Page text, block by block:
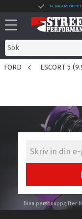
Meny
14 DAGARS
FORD ESCORT 5
Dina personuppgifter